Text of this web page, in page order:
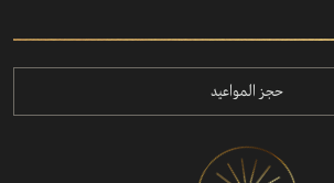
حجز المواعيد